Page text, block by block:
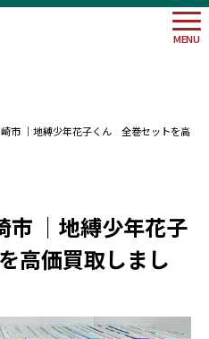
MENU
市 ｜地縛少年花子くん 全巻セットを高
市 ｜地縛少年花子
高価買取しまし